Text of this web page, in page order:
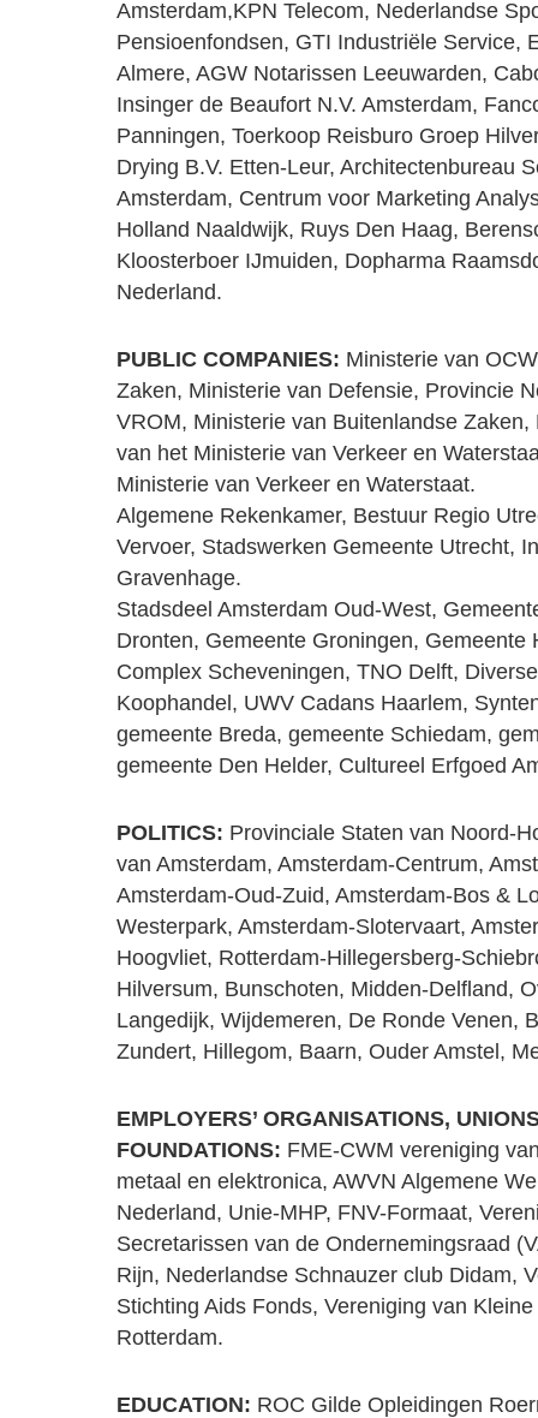
Amsterdam,KPN Telecom, Nederlandse
Pensioenfondsen, GTI Industriële Service,
Almere, AGW Notarissen Leeuwarden,
Insinger de Beaufort N.V. Amsterdam,
Panningen, Toerkoop Reisburo Groep
Drying B.V. Etten-Leur, Architectenbureau
Amsterdam, Centrum voor Marketing
Holland Naaldwijk, Ruys Den Haag,
Kloosterboer IJmuiden, Dopharma
Nederland.
PUBLIC COMPANIES: Ministerie van
Zaken, Ministerie van Defensie, Provincie
VROM, Ministerie van Buitenlandse
van het Ministerie van Verkeer en
Ministerie van Verkeer en Waterstaat.
Algemene Rekenkamer, Bestuur Regio
Vervoer, Stadswerken Gemeente Utrecht,
Gravenhage.
Stadsdeel Amsterdam Oud-West,
Dronten, Gemeente Groningen, Gemeente
Complex Scheveningen, TNO Delft,
Koophandel, UWV Cadans Haarlem,
gemeente Breda, gemeente Schiedam,
gemeente Den Helder, Cultureel Erfgoed
POLITICS: Provinciale Staten van Noord-
van Amsterdam, Amsterdam-Centrum,
Amsterdam-Oud-Zuid, Amsterdam-Bos &
Westerpark, Amsterdam-Slotervaart,
Hoogvliet, Rotterdam-Hillegersberg-
Hilversum, Bunschoten, Midden-Delfland,
Langedijk, Wijdemeren, De Ronde Venen,
Zundert, Hillegom, Baarn, Ouder Amstel,
EMPLOYERS’ ORGANISATIONS,
FOUNDATIONS: FME-CWM vereniging
metaal en elektronica, AWVN Algemene
Nederland, Unie-MHP, FNV-Formaat,
Secretarissen van de Ondernemingsraad
Rijn, Nederlandse Schnauzer club Didam,
Stichting Aids Fonds, Vereniging van
Rotterdam.
EDUCATION: ROC Gilde Opleidingen